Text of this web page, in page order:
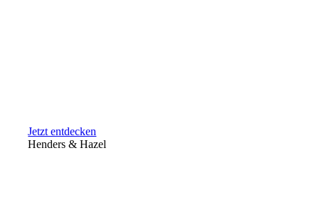
Jetzt entdecken
Henders & Hazel